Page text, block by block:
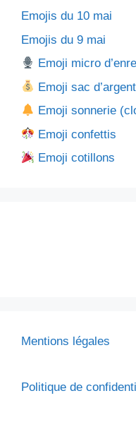
Emojis du 10 mai
Emojis du 9 mai
Emoji micro
Emoji sac
Emoji sonnerie
Emoji confettis
Emoji cotillons
Mentions légales
Politique de